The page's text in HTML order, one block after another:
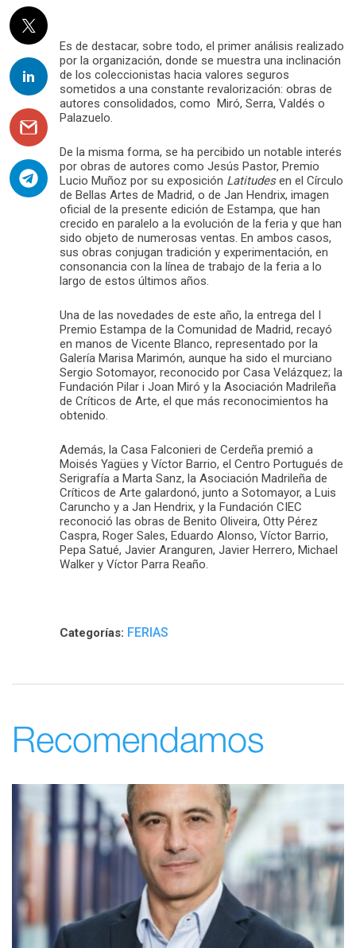
Es de destacar, sobre todo, el primer análisis realizado
por la organización, donde se muestra una inclinación
de los coleccionistas hacia valores seguros
sometidos a una constante revalorización: obras de
autores consolidados, como Miró, Serra, Valdés o
Palazuelo.
De la misma forma, se ha percibido un notable interés
por obras de autores como Jesús Pastor, Premio
Lucio Muñoz por su exposición Latitudesen el Círculo
de Bellas Artes de Madrid, o de Jan Hendrix, imagen
oficial de la presente edición de Estampa, que han
crecido en paralelo a la evolución de la feria y que han
sido objeto de numerosas ventas. En ambos casos,
sus obras conjugan tradición y experimentación, en
consonancia con la línea de trabajo de la feria a lo
largo de estos últimos años.
Una de las novedades de este año, la entrega del I
Premio Estampa de la Comunidad de Madrid, recayó
en manos de Vicente Blanco, representado por la
Galería Marisa Marimón, aunque ha sido el murciano
Sergio Sotomayor, reconocido por Casa Velázquez; la
Fundación Pilar i Joan Miró y la Asociación Madrileña
de Críticos de Arte, el que más reconocimientos ha
obtenido.
Además, la Casa Falconieri de Cerdeña premió a
Moisés Yagües y Víctor Barrio, el Centro Portugués de
Serigrafía a Marta Sanz, la Asociación Madrileña de
Críticos de Arte galardonó, junto a Sotomayor, a Luis
Caruncho y a Jan Hendrix, y la Fundación CIEC
reconoció las obras de Benito Oliveira, Otty Pérez
Caspra, Roger Sales, Eduardo Alonso, Víctor Barrio,
Pepa Satué, Javier Aranguren, Javier Herrero, Michael
Walker y Víctor Parra Reaño.
Categorías: FERIAS
Recomendamos